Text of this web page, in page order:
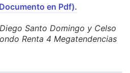
en Pdf).
Santo Domingo y Celso
Renta 4 Megatendencias